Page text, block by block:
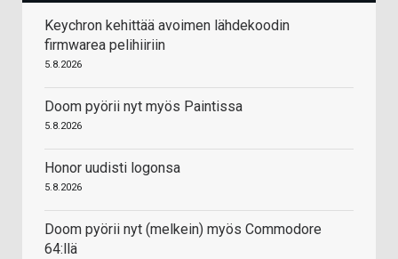
Keychron kehittää avoimen lähdekoodin
firmwarea pelihiiriin
5.8.2026
Doom pyörii nyt myös Paintissa
5.8.2026
Honor uudisti logonsa
5.8.2026
Doom pyörii nyt (melkein) myös Commodore
64:llä